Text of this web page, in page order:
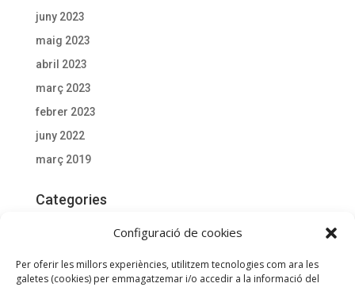
Configuració de cookies
Per oferir les millors experiències, utilitzem tecnologies com ara les
galetes (cookies) per emmagatzemar i/o accedir a la informació del
juny 2023
maig 2023
abril 2023
març 2023
febrer 2023
juny 2022
març 2019
Categories
General